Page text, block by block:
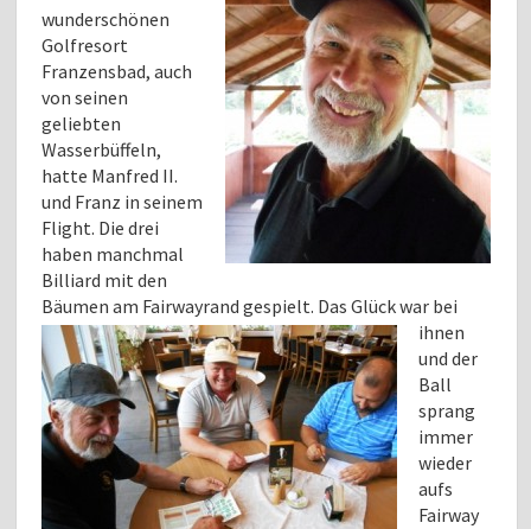
wunderschönen
Golfresort
Franzensbad, auch
von seinen
geliebten
Wasserbüffeln,
hatte Manfred II.
und Franz in seinem
Flight. Die drei
haben manchmal
Billiard mit den
Bäumen am Fairwayrand gespielt. Das Glück war bei
ihnen
und der
Ball
sprang
immer
wieder
aufs
Fairway